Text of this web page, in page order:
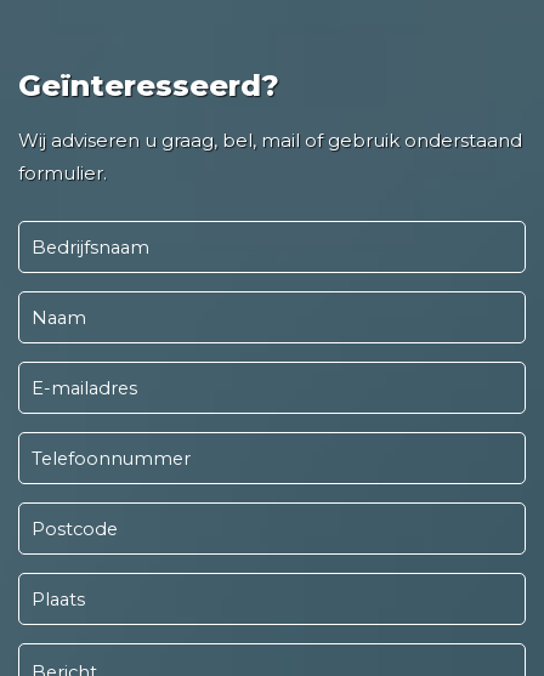
Geïnteresseerd?
Wij adviseren u graag, bel, mail of gebruik onderstaand
formulier.